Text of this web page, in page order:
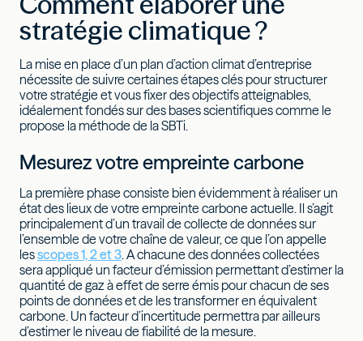
stratégie climatique ?
La mise en place d’un plan d’action climat d’entreprise
nécessite de suivre certaines étapes clés pour structurer
votre stratégie et vous fixer des objectifs atteignables,
idéalement fondés sur des bases scientifiques comme le
propose la méthode de la SBTi.
Mesurez votre empreinte carbone
La première phase consiste bien évidemment à réaliser un
état des lieux de votre empreinte carbone actuelle. Il s’agit
principalement d’un travail de collecte de données sur
l’ensemble de votre chaîne de valeur, ce que l’on appelle
lesscopes 1, 2 et 3. A chacune des données collectées
sera appliqué un facteur d’émission permettant d’estimer la
quantité de gaz à effet de serre émis pour chacun de ses
points de données et de les transformer en équivalent
carbone. Un facteur d’incertitude permettra par ailleurs
d’estimer le niveau de fiabilité de la mesure.